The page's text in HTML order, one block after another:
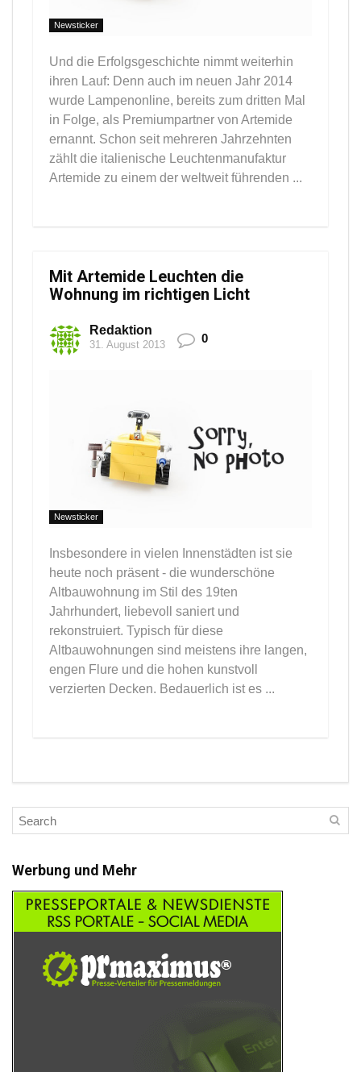
Newsticker
Und die Erfolgsgeschichte nimmt weiterhin
ihren Lauf: Denn auch im neuen Jahr 2014
wurde Lampenonline, bereits zum dritten Mal
in Folge, als Premiumpartner von Artemide
ernannt. Schon seit mehreren Jahrzehnten
zählt die italienische Leuchtenmanufaktur
Artemide zu einem der weltweit führenden ...
Mit Artemide Leuchten die
Wohnung im richtigen Licht
Redaktion
31. August 2013 0
Newsticker
Insbesondere in vielen Innenstädten ist sie
heute noch präsent - die wunderschöne
Altbauwohnung im Stil des 19ten
Jahrhundert, liebevoll saniert und
rekonstruiert. Typisch für diese
Altbauwohnungen sind meistens ihre langen,
engen Flure und die hohen kunstvoll
verzierten Decken. Bedauerlich ist es ...
Werbung und Mehr